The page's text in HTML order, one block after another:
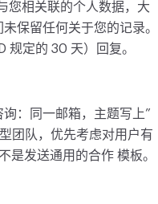
您相关联的个人数据，大
保留任何关于您的记录。
规定的 30 天）回复。
：同一邮箱，主题写上”
团队，优先考虑对用户有
是发送通用的合作 模板。